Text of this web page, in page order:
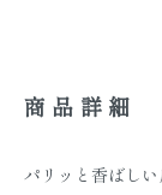
商品詳細
パリッと香ばしい